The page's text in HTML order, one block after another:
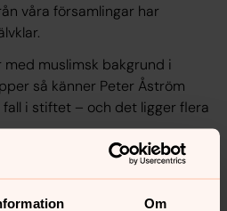
Om
våra församlingar har
muslimsk bakgrund i
så känner Peter Åström
i stiftet – och det ligger flera
och personen i fråga